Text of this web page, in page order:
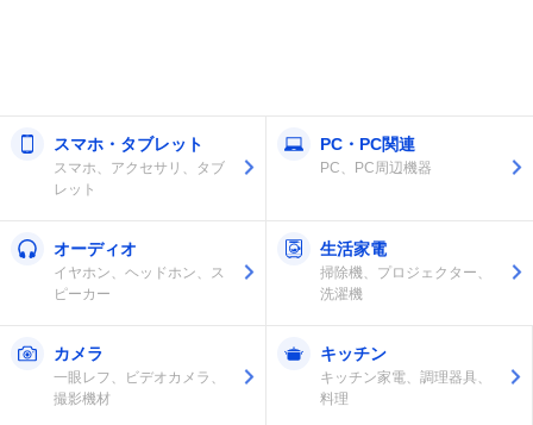
スマホ・タブレット
スマホ、アクセサリ、タブ
レット
PC・PC関連
PC、PC周辺機器
オーディオ
イヤホン、ヘッドホン、ス
ピーカー
生活家電
掃除機、プロジェクター、
洗濯機
カメラ
一眼レフ、ビデオカメラ、
撮影機材
キッチン
キッチン家電、調理器具、
料理